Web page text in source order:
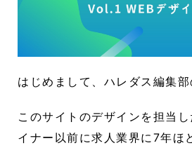
はじめまして、ハレダス編集部
このサイトのデザインを担当
イナー以前に求人業界に7年ほ